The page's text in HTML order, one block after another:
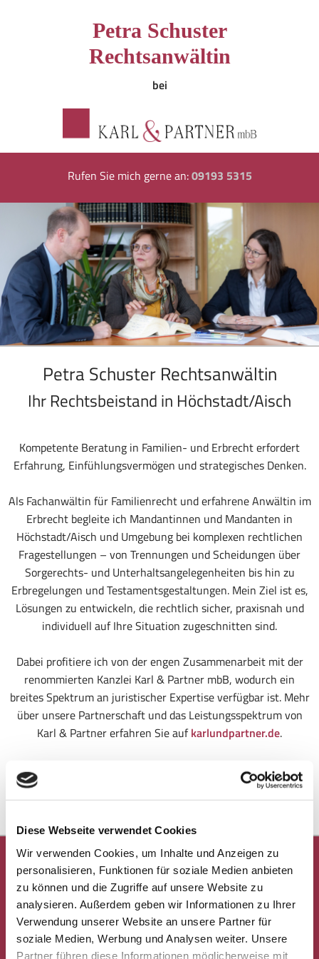
Diese Webseite verwendet Cookies
Wir verwenden Cookies, um Inhalte und Anzeigen zu
personalisieren, Funktionen für soziale Medien anbieten
zu können und die Zugriffe auf unsere Website zu
analysieren. Außerdem geben wir Informationen zu Ihrer
Verwendung unserer Website an unsere Partner für
soziale Medien, Werbung und Analysen weiter. Unsere
Partner führen diese Informationen möglicherweise mit
Petra Schuster
Rechtsanwältin
bei
Rufen Sie mich gerne an:09193 5315
Petra Schuster Rechtsanwältin
Ihr Rechtsbeistand in Höchstadt/Aisch
Kompetente Beratung in Familien- und Erbrecht erfordert
Erfahrung, Einfühlungsvermögen und strategisches Denken.
Als Fachanwältin für Familienrecht und erfahrene Anwältin im
Erbrecht begleite ich Mandantinnen und Mandanten in
Höchstadt/Aisch und Umgebung bei komplexen rechtlichen
Fragestellungen – von Trennungen und Scheidungen über
Sorgerechts- und Unterhaltsangelegenheiten bis hin zu
Erbregelungen und Testamentsgestaltungen. Mein Ziel ist es,
Lösungen zu entwickeln, die rechtlich sicher, praxisnah und
individuell auf Ihre Situation zugeschnitten sind.
Dabei profitiere ich von der engen Zusammenarbeit mit der
renommierten Kanzlei Karl & Partner mbB, wodurch ein
breites Spektrum an juristischer Expertise verfügbar ist. Mehr
über unsere Partnerschaft und das Leistungsspektrum von
Karl & Partner erfahren Sie aufkarlundpartner.de.
Vertrauen, Kompetenz und klare Orientierung im Familien-
und Erbrecht – darauf können Sie bauen, wenn Sie
professionelle Unterstützung suchen.
Petra Schuster Rechtsanwältin - Meine
Fachgebiete
Familienrecht
Erbrecht